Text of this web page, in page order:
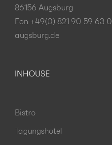
86156 Augsburg
Fon +49(0) 821 90 59 63 0
augsburg.de
INHOUSE
Bistro
Tagungshotel